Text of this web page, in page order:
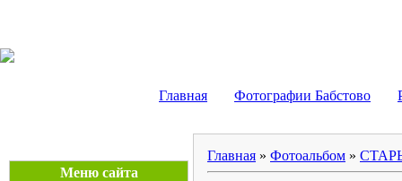
Главная Фотографии Бабстово
Меню сайта
Главная » Фотоальбом »